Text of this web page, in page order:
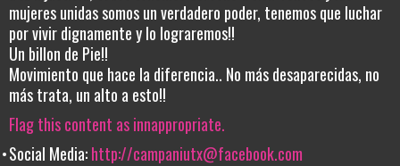
mujeres unidas somos un verdadero poder, tenemos que luchar
por vivir dignamente y lo lograremos!!
Un billon de Pie!!
Movimiento que hace la diferencia.. No más desaparecidas, no
más trata, un alto a esto!!
Flag this content as innappropriate.
Social Media:http://campaniutx@facebook.com